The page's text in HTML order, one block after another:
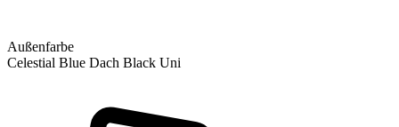
Außenfarbe
Celestial Blue Dach Black Uni